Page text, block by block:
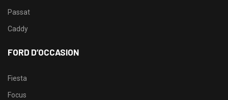
Passat
Caddy
FORD D’OCCASION
Fiesta
Focus